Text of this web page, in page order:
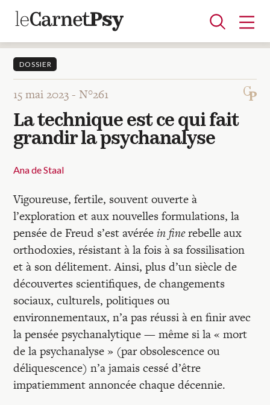
Articles
A la une
Adolescence
Dispositif
Enfance
Périnatalité
Psychanalyse
Psychopathologie
Soin
Dossiers
Blocs-notes
Recherches
Entretiens
Revues
DOSSIER
15 mai 2023 -N°261
La technique est ce qui fait
grandir la psychanalyse
Ana de Staal
Vigoureuse, fertile, souvent ouverte à
l’exploration et aux nouvelles formulations, la
pensée de Freud s’est avéréein finerebelle aux
orthodoxies, résistant à la fois à sa fossilisation
et à son délitement. Ainsi, plus d’un siècle de
découvertes scientifiques, de changements
sociaux, culturels, politiques ou
environnementaux, n’a pas réussi à en finir avec
la pensée psychanalytique — même si la « mort
de la psychanalyse » (par obsolescence ou
déliquescence) n’a jamais cessé d’être
impatiemment annoncée chaque décennie.